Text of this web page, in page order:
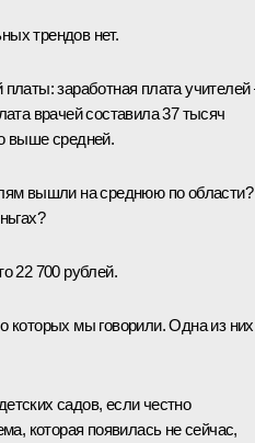
трендов нет.
заработная плата учителей
врачей составила 37 тысяч
выше средней.
вышли на среднюю по области?
22 700 рублей.
которых мы говорили. Одна из
садов, если честно
которая появилась не сейчас,